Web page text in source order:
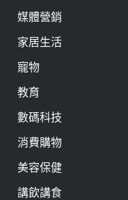
媒體營銷
家居生活
寵物
教育
數碼科技
消費購物
美容保健
講飲講食